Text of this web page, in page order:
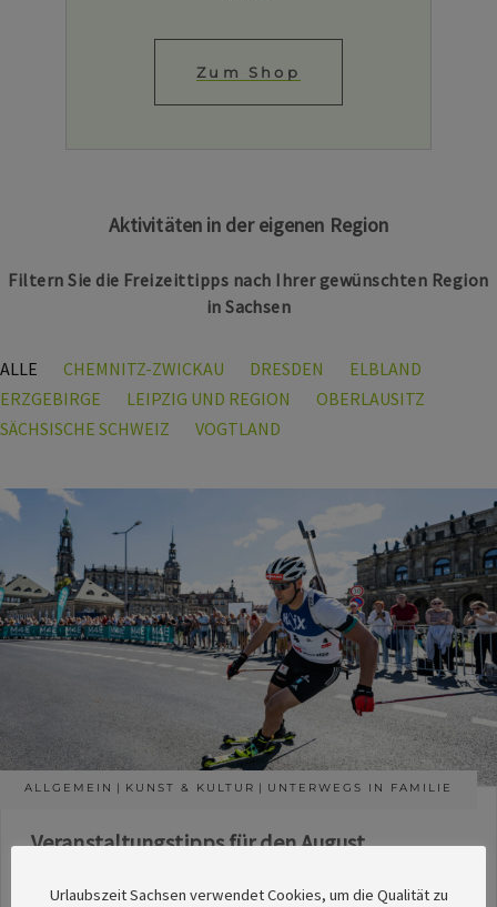
Zum Shop
Aktivitäten in der eigenen Region
Filtern Sie die Freizeittipps nach Ihrer gewünschten Region
in Sachsen
ALLE CHEMNITZ-ZWICKAU DRESDEN
ELBLAND
ERZGEBIRGE
LEIPZIG UND REGION
OBERLAUSITZ
SÄCHSISCHE SCHWEIZ
VOGTLAND
ALLGEMEIN KUNST & KULTUR UNTERWEGS IN FAMILIE
Veranstaltungstipps für den August
Urlaubszeit Sachsen verwendet Cookies, um die Qualität zu